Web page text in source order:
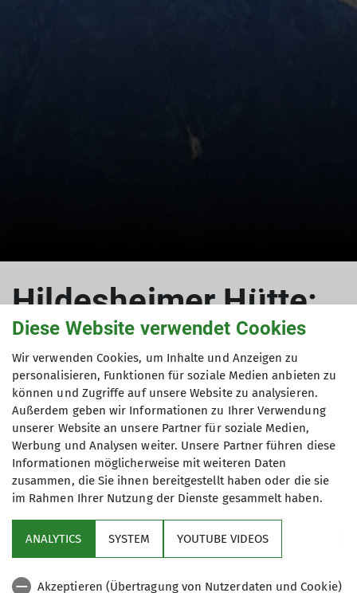
Hildesheimer Hütte:
Bauarbeiten
Die Bauarbeiten an der neuen
Abwasserreinigungsanlage auf
unserer Hildesheimer Hütte haben
begonnen.
Diese Website verwendet Cookies
Wir verwenden Cookies, um Inhalte und Anzeigen zu
personalisieren, Funktionen für soziale Medien anbieten zu
können und Zugriffe auf unsere Website zu analysieren.
Außerdem geben wir Informationen zu Ihrer Verwendung
unserer Website an unsere Partner für soziale Medien,
Werbung und Analysen weiter. Unsere Partner führen diese
Informationen möglicherweise mit weiteren Daten
zusammen, die Sie ihnen bereitgestellt haben oder die sie
im Rahmen Ihrer Nutzung der Dienste gesammelt haben.
ANALYTICS SYSTEM YOUTUBE VIDEOS
Akzeptieren (Übertragung von Nutzerdaten und Cookie)